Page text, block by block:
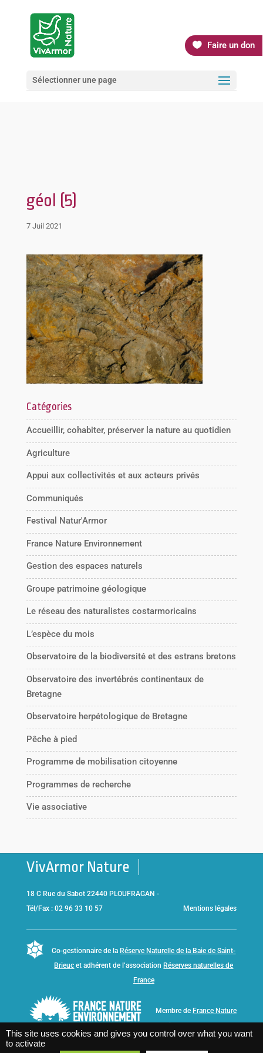
Faire un don
Sélectionner une page
géol (5)
7 Juil 2021
Catégories
Accueillir, cohabiter, préserver la nature au quotidien
Agriculture
Appui aux collectivités et aux acteurs privés
Communiqués
Festival Natur'Armor
France Nature Environnement
Gestion des espaces naturels
Groupe patrimoine géologique
Le réseau des naturalistes costarmoricains
L’espèce du mois
Observatoire de la biodiversité et des estrans bretons
Observatoire des invertébrés continentaux de
Bretagne
Observatoire herpétologique de Bretagne
Pêche à pied
Programme de mobilisation citoyenne
Programmes de recherche
Vie associative
VivArmor Nature
18 C Rue du Sabot 22440 PLOUFRAGAN -
Tél/Fax : 02 96 33 10 57
Mentions légales
Co-gestionnaire de la Réserve Naturelle de la Baie de Saint-
Brieuc et adhérent de l’association Réserves naturelles de
France
Membre de France Nature
This site uses cookies and gives you control over what you want
to activate